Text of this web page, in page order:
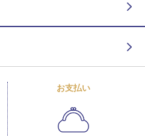
お支払い